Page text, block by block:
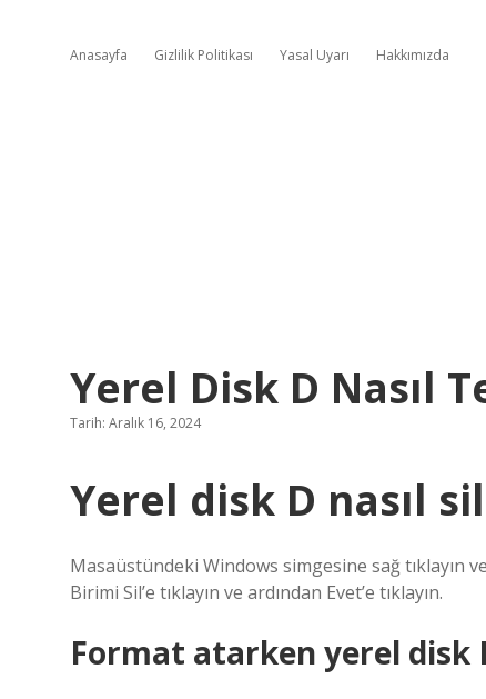
Anasayfa Gizlilik Politikası Yasal Uyarı Hakkımızda
Yerel Disk D Nasıl
Tarih: Aralık 16, 2024
Yerel disk D nasıl
Masaüstündeki Windows simgesine sağ tıklayın
Birimi Sil’e tıklayın ve ardından Evet’e tıklayın.
Format atarken yerel disk